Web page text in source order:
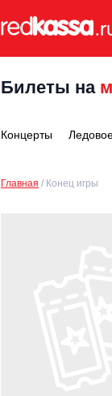
Билеты на
Концерты
Главная Конец игры